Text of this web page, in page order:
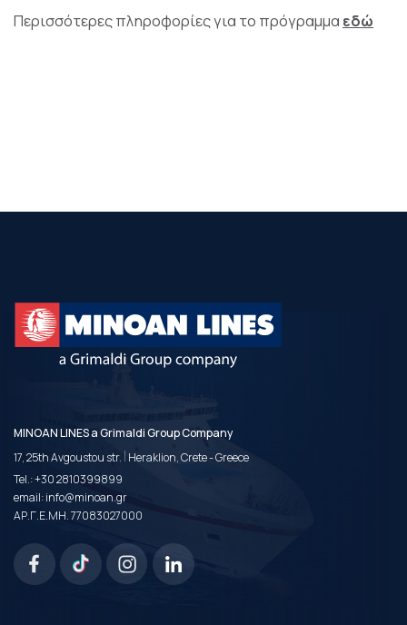
Περισσότερες πληροφορίες για το πρόγραμμα εδώ
MINOAN LINES a Grimaldi Group Company
17, 25th Avgoustou str. | Heraklion, Crete - Greece
Tel.:+30 2810399899
email:info@minoan.gr
ΑΡ.Γ.Ε.ΜΗ. 77083027000